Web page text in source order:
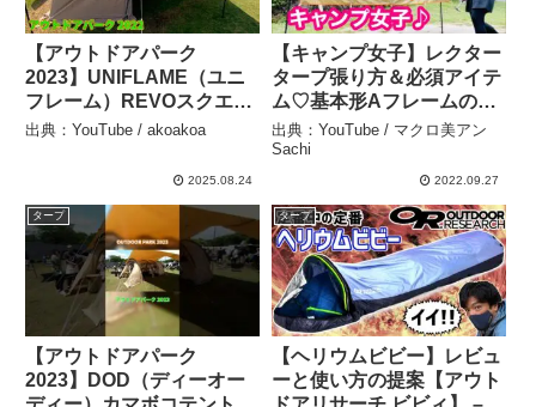
【アウトドアパーク
2023】UNIFLAME（ユニ
フレーム）REVOスクエア
タープ solo TAN（タン）
出典：YouTube / akoakoa
2025.08.24
【キャンプ女子】レクター
タープ張り方＆必須アイテ
ム♡基本形Aフレームのタ
ープを初めて張ってみた
468 – マクロ美アン Sachi
出典：YouTube / マクロ美アン
Sachi
2022.09.27
タープ
【アウトドアパーク
2023】DOD（ディーオー
タープ
【ヘリウムビビー】レビュ
ーと使い方の提案【アウト